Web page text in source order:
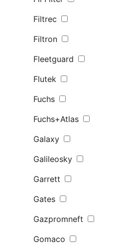
Filtrec
Filtron
Fleetguard
Flutek
Fuchs
Fuchs+Atlas
Galaxy
Galileosky
Garrett
Gates
Gazpromneft
Gomaco